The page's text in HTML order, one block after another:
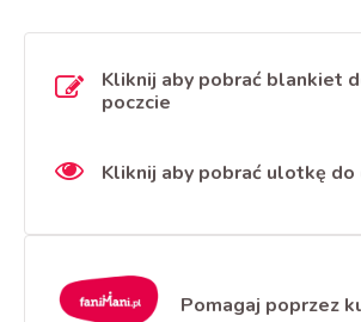
Kliknij aby pobrać blankiet
poczcie
Kliknij aby pobrać ulotkę do
Pomagaj poprzez